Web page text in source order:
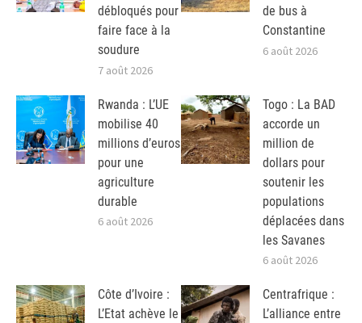
débloqués pour
faire face à la
soudure
7 août 2026
de bus à
Constantine
6 août 2026
Rwanda : L’UE
mobilise 40
millions d’euros
pour une
agriculture
durable
6 août 2026
Togo : La BAD
accorde un
million de
dollars pour
soutenir les
populations
déplacées dans
les Savanes
6 août 2026
Côte d’Ivoire :
L’Etat achève le
Centrafrique :
L’alliance entre